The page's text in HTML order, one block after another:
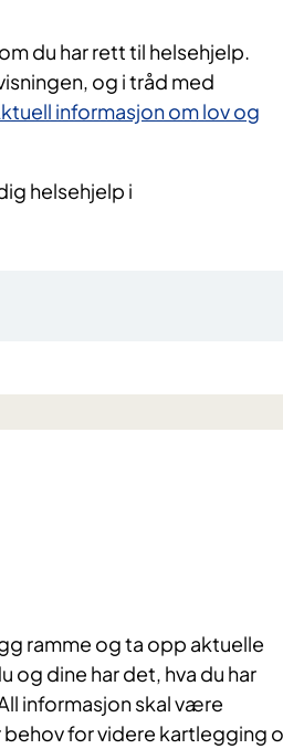
du har rett til helsehjelp.
og i tråd med
informasjon om lov og
helsehjelp i
ramme og ta opp aktuelle
og dine har det, hva du har
informasjon skal være
for videre kartlegging